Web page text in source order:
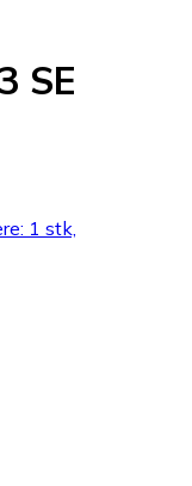
SE
1 stk,